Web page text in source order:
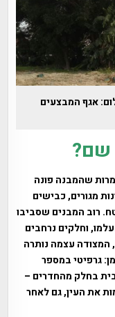
אגף המבצעים
שם?
למרות שהמבנה פונה
מגורים, כבישים
רוב המבנים שסביבו
וחלקים נרחבים
עצמה נותרה
גרפיטי במספר
בחלק מהחדרים –
את העין, גם לאחר